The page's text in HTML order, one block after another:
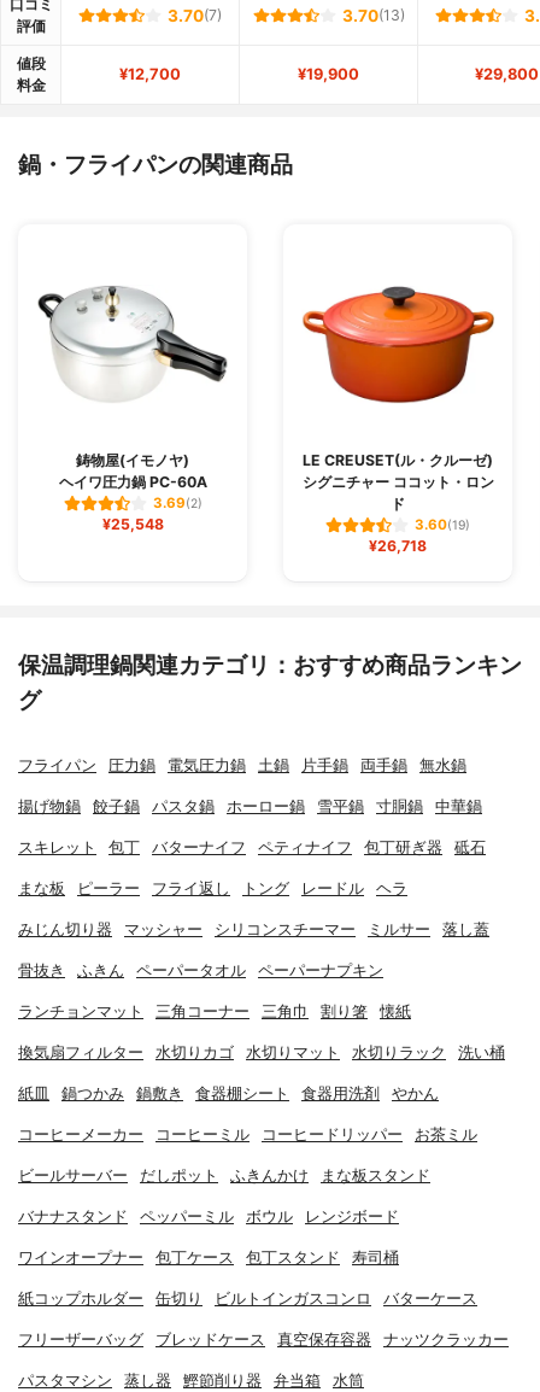
口コミ
評価
3.70(7) 3.70(13)
値段
料金
¥12,700 ¥19,900 ¥29,800
鍋・フライパンの関連商品
鋳物屋(イモノヤ)
ヘイワ圧力鍋 PC-60A
3.69(2)
¥25,548
LE CREUSET(ル・クルーゼ)
シグニチャー ココット・ロン
ド
3.60(19)
¥26,718
保温調理鍋関連カテゴリ：おすすめ商品ランキン
グ
フライパン 圧力鍋 電気圧力鍋 土鍋 片手鍋 両手鍋 無水鍋
揚げ物鍋 餃子鍋 パスタ鍋 ホーロー鍋 雪平鍋 寸胴鍋 中華鍋
スキレット 包丁 バターナイフ ペティナイフ 包丁研ぎ器 砥石
まな板 ピーラー フライ返し トング レードル ヘラ
みじん切り器 マッシャー シリコンスチーマー ミルサー 落し蓋
骨抜き ふきん ペーパータオル ペーパーナプキン
ランチョンマット 三角コーナー 三角巾 割り箸 懐紙
換気扇フィルター 水切りカゴ 水切りマット 水切りラック 洗い桶
紙皿 鍋つかみ 鍋敷き 食器棚シート 食器用洗剤 やかん
コーヒーメーカー コーヒーミル コーヒードリッパー お茶ミル
ビールサーバー だしポット ふきんかけ まな板スタンド
バナナスタンド ペッパーミル ボウル レンジボード
ワインオープナー 包丁ケース 包丁スタンド 寿司桶
紙コップホルダー 缶切り ビルトインガスコンロ バターケース
フリーザーバッグ ブレッドケース 真空保存容器 ナッツクラッカー
パスタマシン 蒸し器 鰹節削り器 弁当箱 水筒